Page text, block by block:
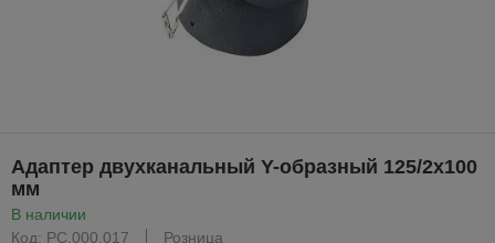
Адаптер двухканальный Y-образный 125/2х100
мм
В наличии
Код: PC.000.017
Розница